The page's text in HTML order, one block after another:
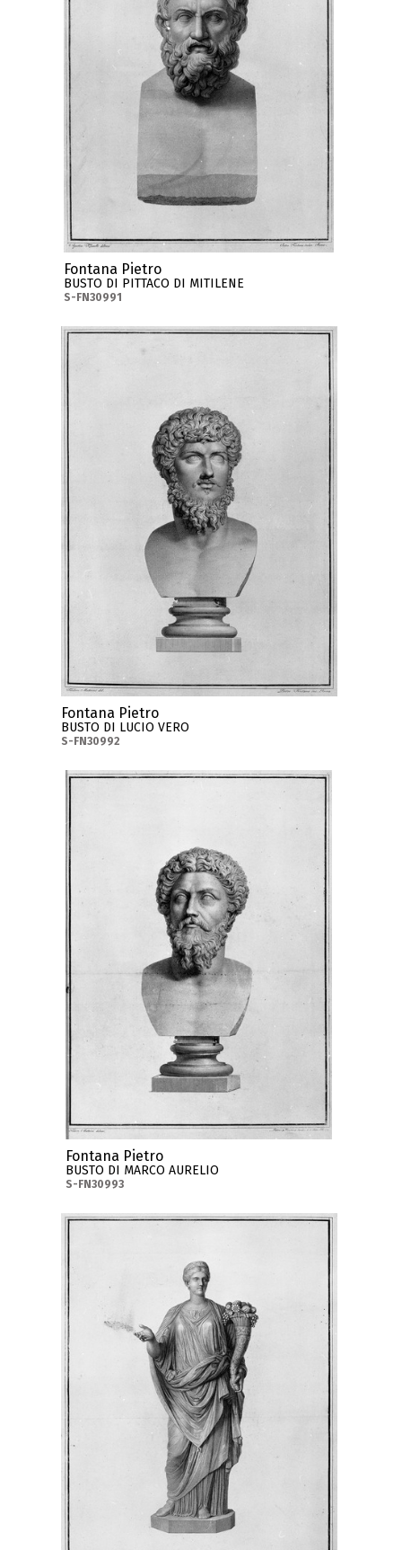
Fontana Pietro
BUSTO DI PITTACO DI MITILENE
S-FN30991
Fontana Pietro
BUSTO DI LUCIO VERO
S-FN30992
Fontana Pietro
BUSTO DI MARCO AURELIO
S-FN30993